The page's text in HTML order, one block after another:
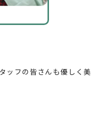
フの皆さんも優しく美